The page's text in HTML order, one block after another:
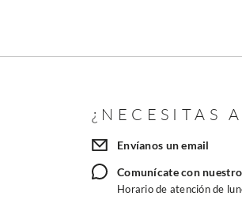
¿NECESITAS
Envíanos un email
Comunícate con
Horario de atención de